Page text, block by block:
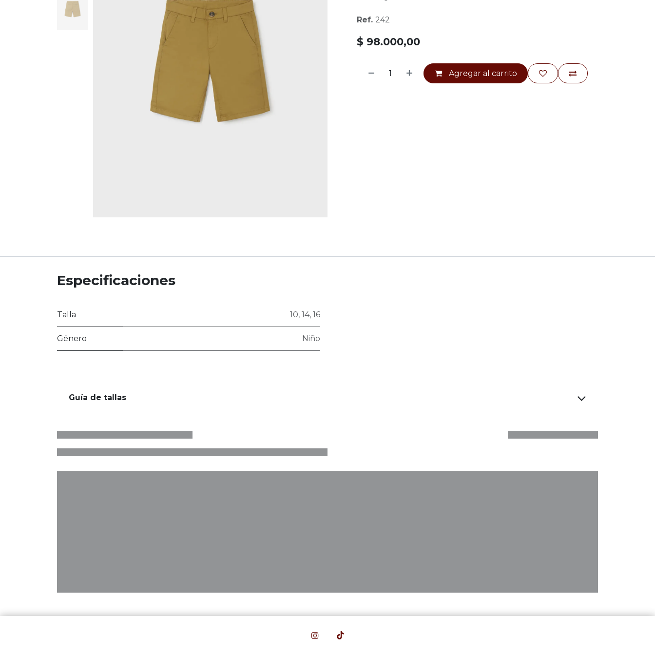
Ref. 242
$ 98.000,00
Agregar al carrito
Especificaciones
Talla 10, 14, 16
Género Niño
Guía de tallas